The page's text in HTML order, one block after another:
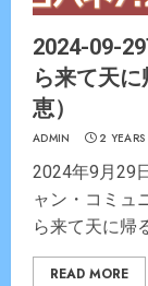
2024-09-
ら来て天
恵）
ADMIN 2
2024年9月29
ャン・コミュ
ら来て天に帰
READ MORE